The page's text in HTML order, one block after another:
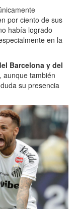
por ciento de sus
había logrado
en la
Barcelona y del
aunque también
su presencia